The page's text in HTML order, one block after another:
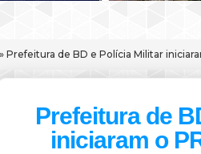
» Prefeitura de BD e Polícia Militar
Prefeitura de
iniciaram o